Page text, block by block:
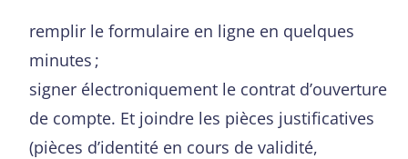
remplir le formulaire en ligne en quelques
minutes ;
signer électroniquement le contrat d’ouverture
de compte. Et joindre les pièces justificatives
(pièces d’identité en cours de validité,